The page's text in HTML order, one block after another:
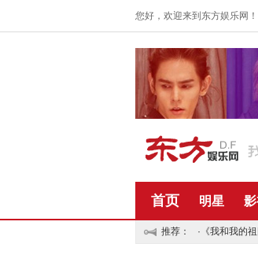
您好，欢迎来到东方娱乐网！
首页 明星
推荐： · 《我和我的